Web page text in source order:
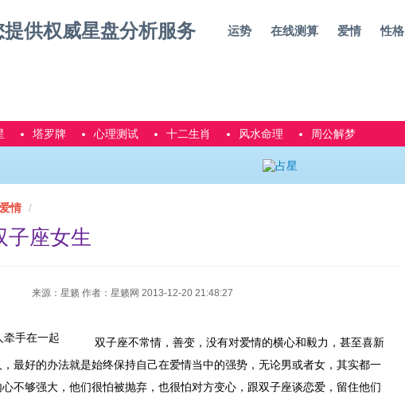
运势 在线测算 爱情 性格
塔罗牌 心理测试 十二生肖 风水命理 周公解梦
情
子座女生
来源：星籁 作者：星籁网 2013-12-20 21:48:27
双子座不常情，善变，没有对爱情的横心和毅力，甚至喜新
最好的办法就是始终保持自己在爱情当中的强势，无论男或者女，其实都一
不够强大，他们很怕被抛弃，也很怕对方变心，跟双子座谈恋爱，留住他们